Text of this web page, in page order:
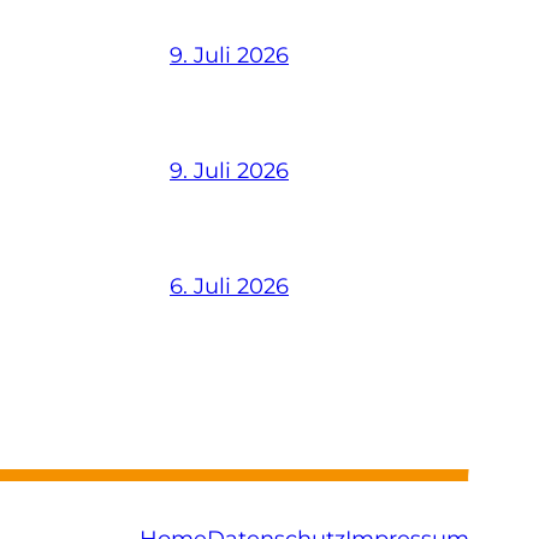
9. Juli 2026
9. Juli 2026
6. Juli 2026